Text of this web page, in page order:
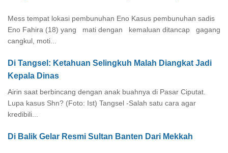
Mess tempat lokasi pembunuhan Eno Kasus pembunuhan sadis
Eno Fahira (18) yang mati dengan kemaluan ditancap gagang
cangkul, moti...
Di Tangsel: Ketahuan Selingkuh Malah Diangkat Jadi
Kepala Dinas
Airin saat berbincang dengan anak buahnya di Pasar Ciputat.
Lupa kasus Shn? (Foto: Ist) Tangsel -Salah satu cara agar
kredibili...
Di Balik Gelar Resmi Sultan Banten Dari Mekkah